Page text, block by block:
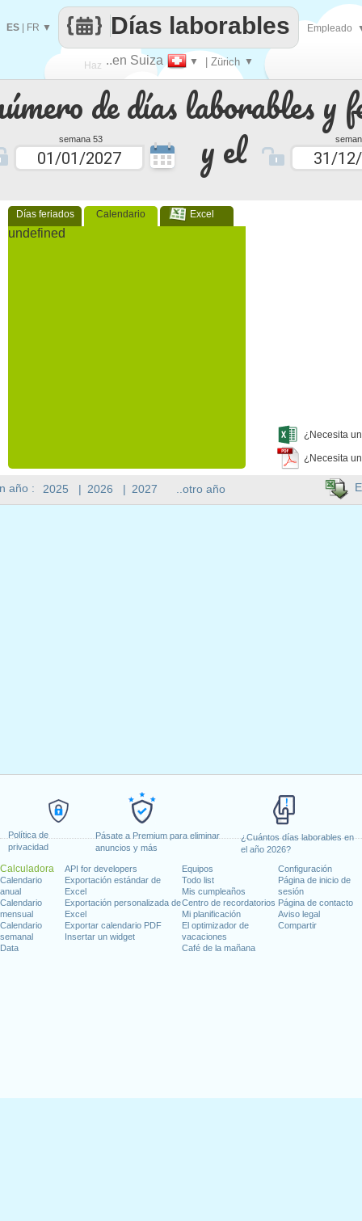
Política de
privacidad
Pásate a Premium para eliminar
anuncios y más
¿Cuántos días laborables en
el año 2026?
Calculadora
Calendario
anual
Calendario
mensual
Calendario
semanal
Data
API for developers
Exportación estándar de
Excel
Exportación personalizada de
Excel
Exportar calendario PDF
Insertar un widget
Equipos
Todo list
Mis cumpleaños
Centro de recordatorios
Mi planificación
El optimizador de
vacaciones
Café de la mañana
Configuración
Página de inicio de
sesión
Página de contacto
Aviso legal
Compartir
de días laborables y
semana 53 y el
Días feriados Calendario Excel
undefined
¿Necesita
¿Necesita
Haz
que
..en Suiza ▼ | Zürich ▼
Días laborables
ES FR ▼ Empleado
año : 2025 | 2026 | 2027 ..otro año